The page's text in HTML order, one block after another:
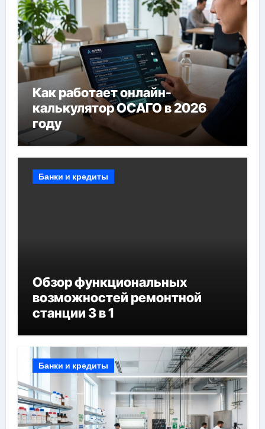
Как работает онлайн-
калькулятор ОСАГО в 2026
году
Банки и кредиты
Обзор функциональных
возможностей ремонтной
станции 3 в 1
Банки и кредиты